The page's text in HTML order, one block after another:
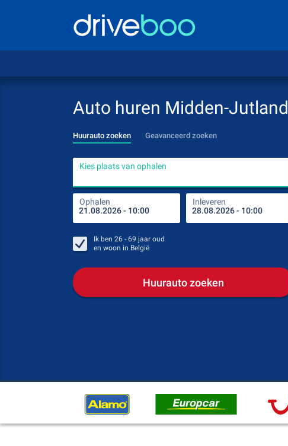
Auto huren Midden-Jutland
Huurauto zoeken Geavanceerd zoeken
Kies plaats van ophalen
Ophalen Inleveren
Ik ben 26 - 69 jaar oud
en woon in België
Huurauto zoeken